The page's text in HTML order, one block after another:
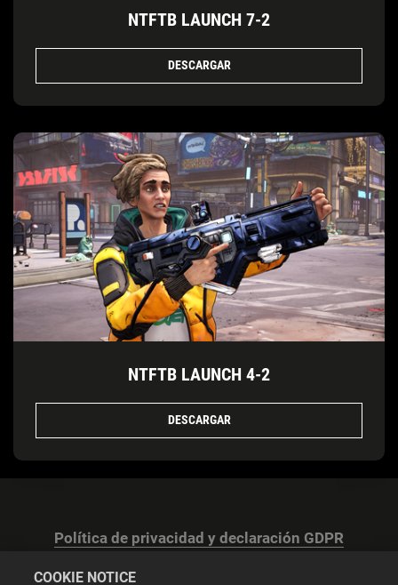
NTFTB LAUNCH 7-2
DESCARGAR
NTFTB LAUNCH 4-2
DESCARGAR
Política de privacidad y declaración GDPR
COOKIE NOTICE